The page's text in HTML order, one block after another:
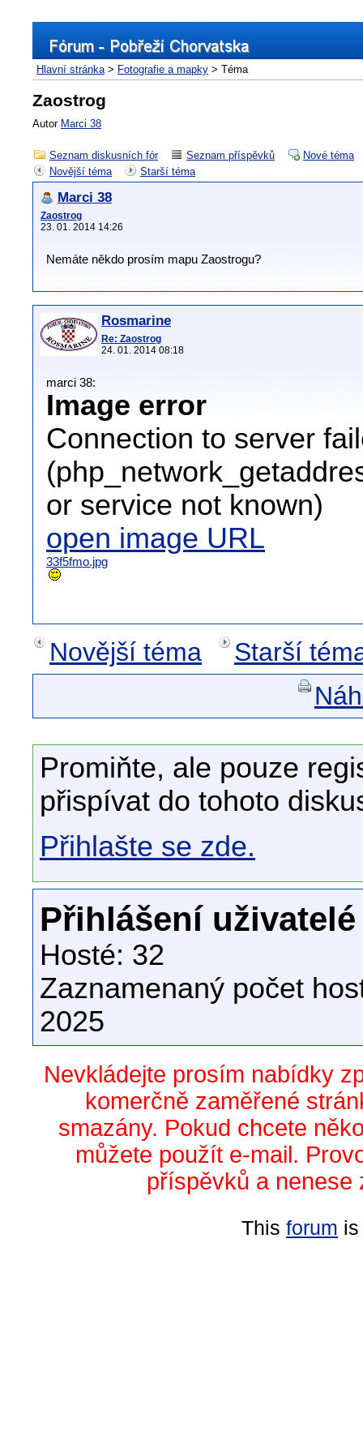
Hlavní stránka> Fotografie a mapky > Téma
Zaostrog
Autor Marci 38
Seznam diskusních fór Seznam příspěvků
Nové téma
Novější téma
Starší téma
Marci 38
Zaostrog
23. 01. 2014 14:26
Nemáte někdo prosím mapu Zaostrogu?
Rosmarine
Re: Zaostrog
24. 01. 2014 08:18
marci 38:
Image error
Connection to server
or service not known)
open image URL
33f5fmo.jpg
Novější téma
Starší
Promiňte, ale pouze
přispívat do tohoto
Přihlašte se zde.
Přihlášení uživatelé
Hosté: 32
Zaznamenaný počet
2025
Nevkládejte prosím nabídky
komerčně zaměřené
smazány. Pokud chcete
můžete použít e-mail.
příspěvků a nenese
This forum